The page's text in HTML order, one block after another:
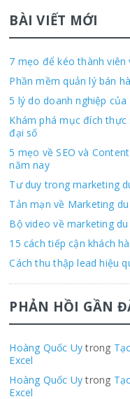
BÀI VIẾT MỚI
7 mẹo để kéo thành
Phần mềm quản lý bán
5 lý do doanh nghiệp
Khám phá mục đích
đại số
5 mẹo về SEO và
năm nay
Tư duy trong marketing
Tản mạn về Marketing
Bộ video về marketing
15 cách tiếp cận khách
Cách thu thập lead hiệu
PHẢN HỒI GẦN
Hoàng Quốc Uytrong
Excel
Hoàng Quốc Uytrong
Excel